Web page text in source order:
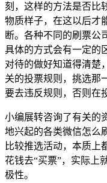
刻，这样的方法是否比
物质样子，在这以后才
断。各种不同的刷票公
具体的方式会有一定的
对待的做好知道得清楚
关的投票规则，挑选那
要去违反规则，否则在
小编展转咨询了有关的
地兴起的各类微信怎么
比较推选活动，本质上
花钱去“买票”，实际上
极性。